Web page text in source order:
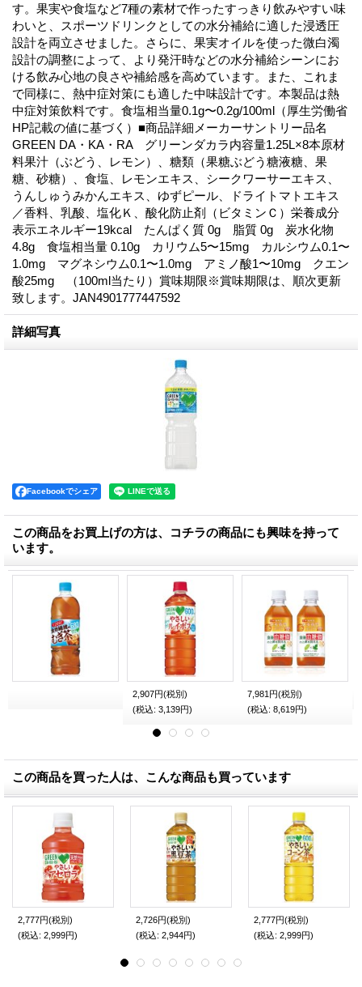
す。果実や食塩など7種の素材で作ったすっきり飲みやすい味
わいと、スポーツドリンクとしての水分補給に適した浸透圧
設計を両立させました。さらに、果実オイルを使った微白濁
設計の調整によって、より発汗時などの水分補給シーンにお
ける飲み心地の良さや補給感を高めています。また、これま
で同様に、熱中症対策にも適した中味設計です。本製品は熱
中症対策飲料です。食塩相当量0.1g〜0.2g/100ml（厚生労働省
HP記載の値に基づく）■商品詳細メーカーサントリー品名
GREEN DA・KA・RA グリーンダカラ内容量1.25L×8本原材
料果汁（ぶどう、レモン）、糖類（果糖ぶどう糖液糖、果
糖、砂糖）、食塩、レモンエキス、シークワーサーエキス、
うんしゅうみかんエキス、ゆずピール、ドライトマトエキス
／香料、乳酸、塩化Ｋ、酸化防止剤（ビタミンＣ）栄養成分
表示エネルギー19kcal たんぱく質 0g 脂質 0g 炭水化物
4.8g 食塩相当量 0.10g カリウム5〜15mg カルシウム0.1〜
1.0mg マグネシウム0.1〜1.0mg アミノ酸1〜10mg クエン
酸25mg （100ml当たり）賞味期限※賞味期限は、順次更新
致します。JAN4901777447592
詳細写真
Facebookでシェア
この商品をお買上げの方は、コチラの商品にも興味を持って
います。
2,907円(税別)
(税込: 3,139円)
7,981円(税別)
(税込: 8,619円)
この商品を買った人は、こんな商品も買っています
2,777円(税別)
(税込: 2,999円)
2,726円(税別)
(税込: 2,944円)
2,777円(税別)
(税込: 2,999円)